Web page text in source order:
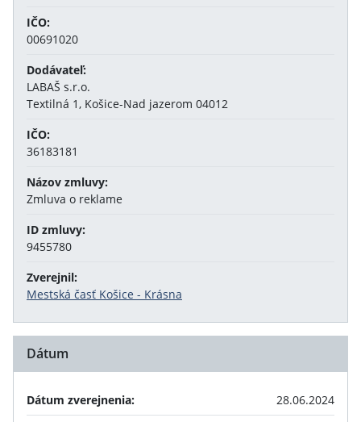
IČO:
00691020
Dodávateľ:
LABAŠ s.r.o.
Textilná 1, Košice-Nad jazerom 04012
IČO:
36183181
Názov zmluvy:
Zmluva o reklame
ID zmluvy:
9455780
Zverejnil:
Mestská časť Košice - Krásna
Dátum
Dátum zverejnenia:
28.06.2024